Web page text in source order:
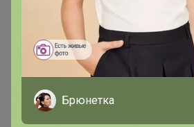
Реклама на сайте
Поставщикам
Вакансии
support@24-ok.ru
Написать в поддержку
Брюнетка